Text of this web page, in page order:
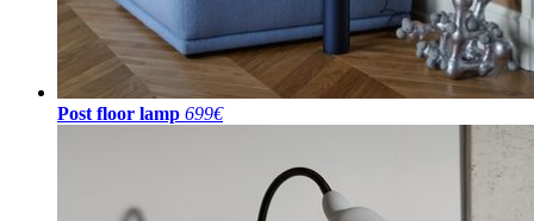
Post floor lamp 699€